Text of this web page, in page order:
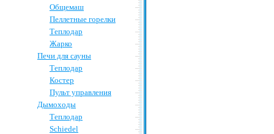
Общемаш
Пеллетные горелки
Теплодар
Жарко
Печи для сауны
Теплодар
Костер
Пульт управления
Дымоходы
Теплодар
Schiedel